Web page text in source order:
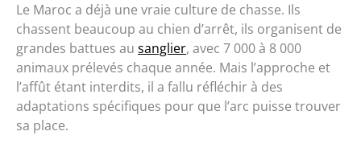
Le Maroc a déjà une vraie culture de chasse. Ils
chassent beaucoup au chien d’arrêt, ils organisent de
grandes battues au sanglier, avec 7 000 à 8 000
animaux prélevés chaque année. Mais l’approche et
l’affût étant interdits, il a fallu réfléchir à des
adaptations spécifiques pour que l’arc puisse trouver
sa place.